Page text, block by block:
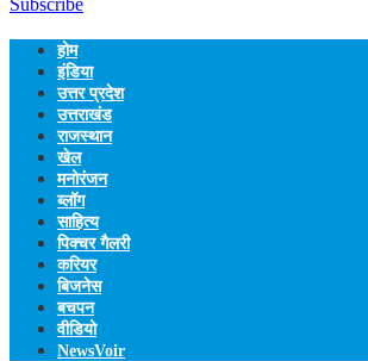
Subscribe
होम
इंडिया
उत्तर प्रदेश
उत्तराखंड
राजस्थान
खेल
मनोरंजन
ब्लॉग
साहित्य
पिक्चर गैलरी
करियर
बिजनेस
बचपन
वीडियो
NewsVoir